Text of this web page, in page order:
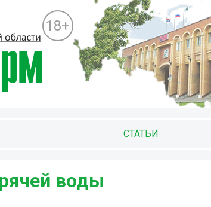
18+
СТАТЬИ
воды